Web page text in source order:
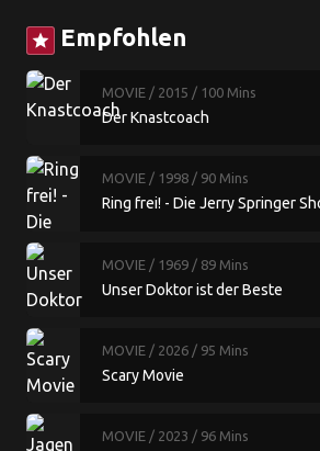
star Empfohlen
MOVIE / 2015 / 100 Mins
Der Knastcoach
MOVIE / 1998 / 90 Mins
Ring frei! - Die Jerry Springer
MOVIE / 1969 / 89 Mins
Unser Doktor ist der Beste
MOVIE / 2026 / 95 Mins
Scary Movie
MOVIE / 2023 / 96 Mins